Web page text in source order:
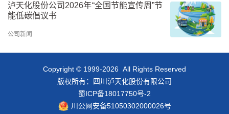
泸天化股份公司2026年“全国节能宣传周”节
能低碳倡议书
公司新闻
Copyright © 1999-2026 All Rights Reserved
版权所有：四川泸天化股份有限公司
蜀ICP备18017750号-2
川公网安备51050302000026号